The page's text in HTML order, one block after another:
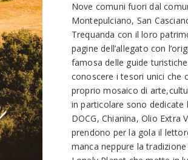
Nove comuni fuori dal
Montepulciano, San
Trequanda con il loro
pagine dell’allegato con
famosa delle guide
conoscere i tesori unici che
proprio mosaico di
in particolare sono dedicate
DOCG, Chianina, Olio Extra
prendono per la gola il
manca neppure la